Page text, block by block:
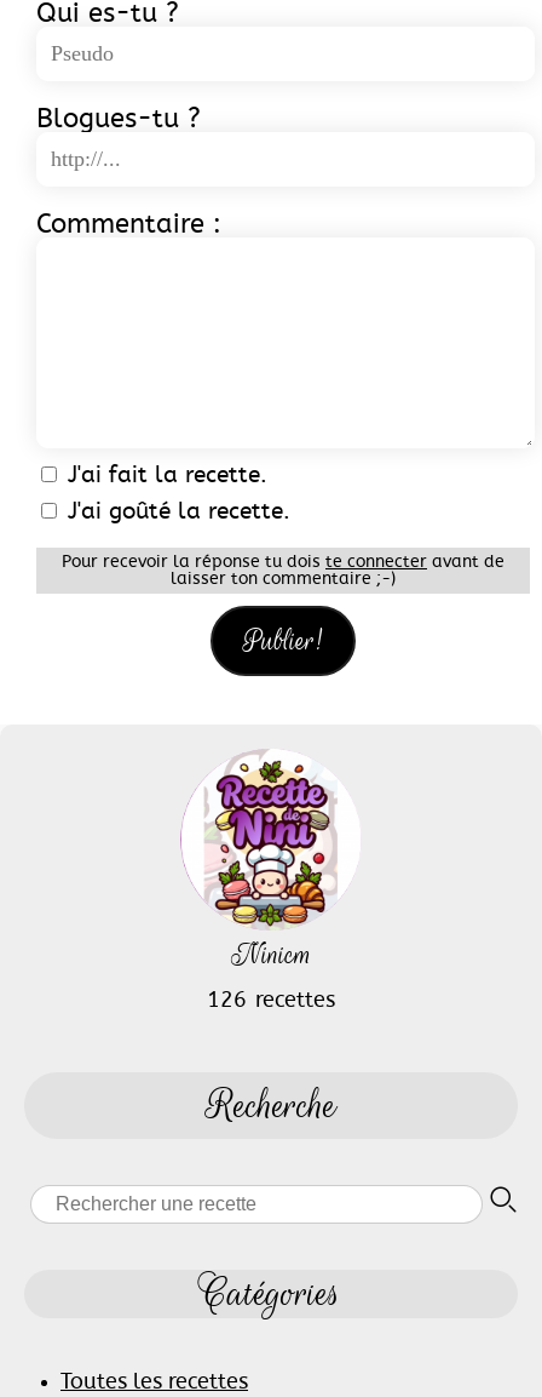
Qui es-tu ?
Blogues-tu ?
Commentaire :
J'ai fait la recette.
J'ai goûté la recette.
Pour recevoir la réponse tu dois te connecter avant de
laisser ton commentaire ;-)
Ninicm
126 recettes
Recherche
Catégories
Toutes les recettes